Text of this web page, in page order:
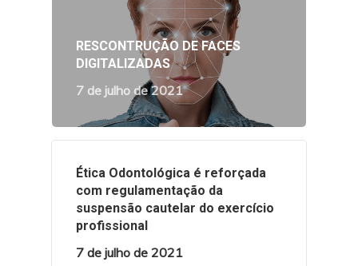
RESCONTRUÇÃO DE FACES
DIGITALIZADAS
7 de julho de 2021
Ética Odontológica é reforçada
com regulamentação da
suspensão cautelar do exercício
profissional
7 de julho de 2021